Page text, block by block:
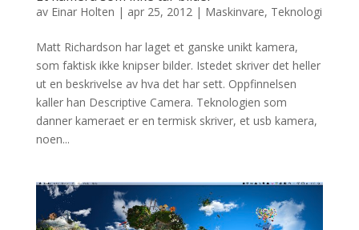
av Einar Holten | apr 25, 2012| Maskinvare, Teknologi
Matt Richardson har laget et ganske unikt kamera,
som faktisk ikke knipser bilder. Istedet skriver det heller
ut en beskrivelse av hva det har sett. Oppfinnelsen
kaller han Descriptive Camera. Teknologien som
danner kameraet er en termisk skriver, et usb kamera,
noen...